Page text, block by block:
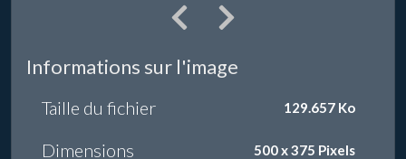
Informations sur l'image
Taille du fichier 129.657 Ko
Dimensions 500 x 375 Pixels